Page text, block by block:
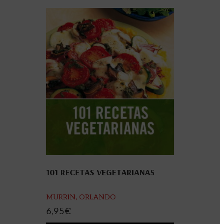
101 RECETAS VEGETARIANAS
MURRIN, ORLANDO
6,95€